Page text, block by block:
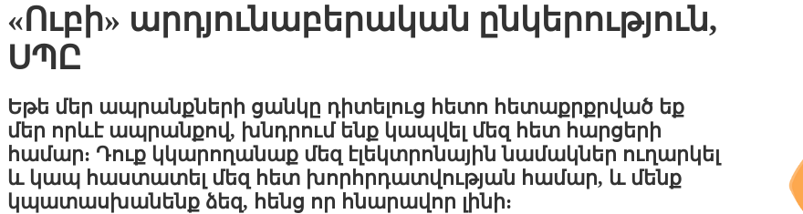
«Ուբի» արդյունաբերական ընկերություն,
ՍՊԸ
Եթե ​​մեր ապրանքների ցանկը դիտելուց հետո հետաքրքրված եք
մեր որևէ ապրանքով, խնդրում ենք կապվել մեզ հետ հարցերի
համար: Դուք կկարողանաք մեզ էլեկտրոնային նամակներ ուղարկել
և կապ հաստատել մեզ հետ խորհրդատվության համար, և մենք
կպատասխանենք ձեզ, հենց որ հնարավոր լինի: